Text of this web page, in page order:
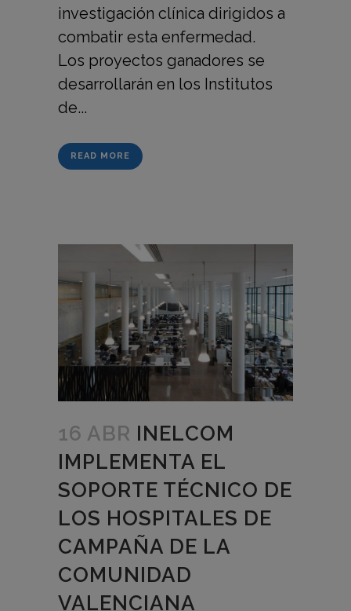
investigación clínica dirigidos a
combatir esta enfermedad.
Los proyectos ganadores se
desarrollarán en los Institutos
de...
READ MORE
16 ABR INELCOM
IMPLEMENTA EL
SOPORTE TÉCNICO DE
LOS HOSPITALES DE
CAMPAÑA DE LA
COMUNIDAD
VALENCIANA